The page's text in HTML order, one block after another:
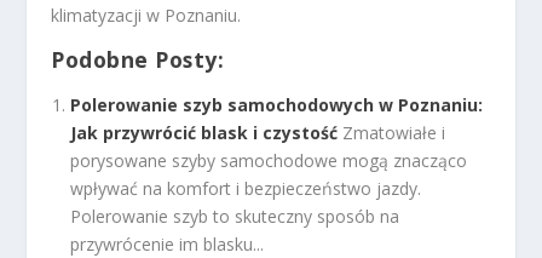
klimatyzacji w Poznaniu.
Podobne Posty:
Polerowanie szyb samochodowych w Poznaniu:
Jak przywrócić blask i czystość Zmatowiałe i
porysowane szyby samochodowe mogą znacząco
wpływać na komfort i bezpieczeństwo jazdy.
Polerowanie szyb to skuteczny sposób na
przywrócenie im blasku...